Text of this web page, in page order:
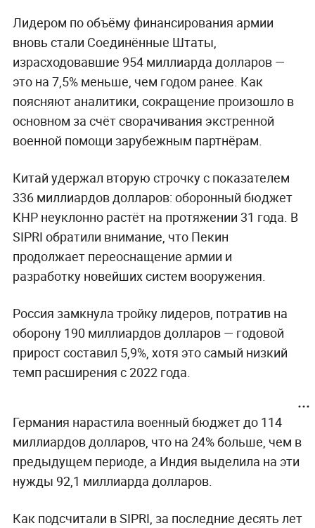
Лидером по объёму финансирования армии
вновь стали Соединённые Штаты,
израсходовавшие 954 миллиарда долларов —
это на 7,5% меньше, чем годом ранее. Как
поясняют аналитики, сокращение произошло в
основном за счёт сворачивания экстренной
военной помощи зарубежным партнёрам.
Китай удержал вторую строчку с показателем
336 миллиардов долларов: оборонный бюджет
КНР неуклонно растёт на протяжении 31 года. В
SIPRI обратили внимание, что Пекин
продолжает переоснащение армии и
разработку новейших систем вооружения.
Россия замкнула тройку лидеров, потратив на
оборону 190 миллиардов долларов — годовой
прирост составил 5,9%, хотя это самый низкий
темп расширения с 2022 года.
Германия нарастила военный бюджет до 114
миллиардов долларов, что на 24% больше, чем в
предыдущем периоде, а Индия выделила на эти
нужды 92,1 миллиарда долларов.
Как подсчитали в SIPRI, за последние десять лет